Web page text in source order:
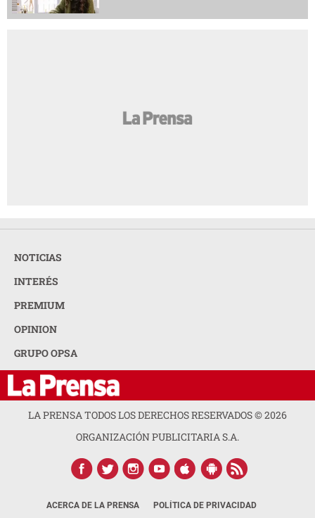
NOTICIAS
INTERÉS
PREMIUM
OPINION
GRUPO OPSA
LA PRENSA TODOS LOS DERECHOS RESERVADOS ©2026
ORGANIZACIÓN PUBLICITARIA S.A.
ACERCA DE LA PRENSA POLÍTICA DE PRIVACIDAD